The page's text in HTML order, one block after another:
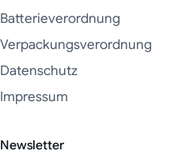
Batterieverordnung
Verpackungsverordnung
Datenschutz
Impressum
Newsletter